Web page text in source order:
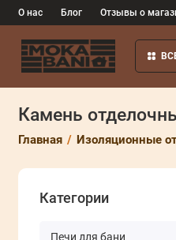
О нас Блог Отзывы о
Камень
Главная Изоляционные
Категории
Печи для бани